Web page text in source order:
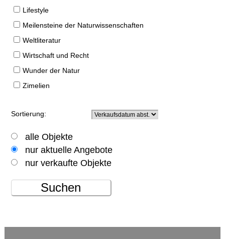
Lifestyle
Meilensteine der Naturwissenschaften
Weltliteratur
Wirtschaft und Recht
Wunder der Natur
Zimelien
Sortierung:
alle Objekte
nur aktuelle Angebote
nur verkaufte Objekte
Suchen